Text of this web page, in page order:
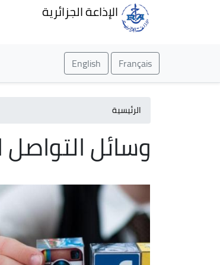
الإذاعة الجزائرية
Français
English
الرئيسية
وسائل